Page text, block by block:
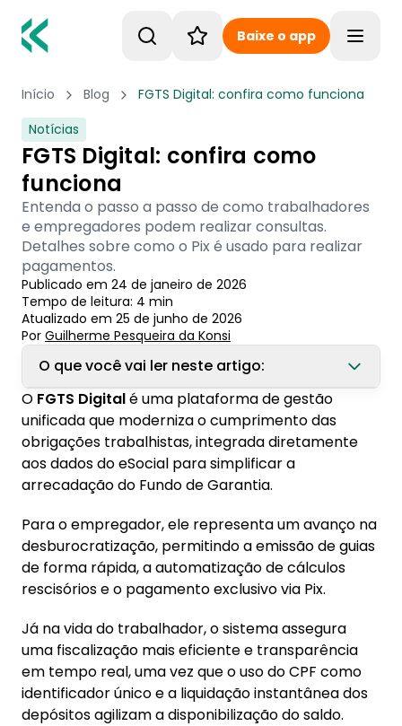
Baixe o app
Início Blog
FGTS Digital: confira como funciona
Notícias
FGTS Digital: confira como
funciona
Entenda o passo a passo de como trabalhadores
e empregadores podem realizar consultas.
Detalhes sobre como o Pix é usado para realizar
pagamentos.
Publicado em 24 de janeiro de 2026
Tempo de leitura: 4 min
Atualizado em 25 de junho de 2026
Por Guilherme Pesqueira da Konsi
O que você vai ler neste artigo:
1. O que é FGTS Digital?
2. Como funciona o FGTS Digital?
2.1. Benefícios
3. Como consultar o FGTS Digital
O FGTS Digitalé uma plataforma de gestão
unificada que moderniza o cumprimento das
obrigações trabalhistas, integrada diretamente
aos dados do eSocial para simplificar a
arrecadação do Fundo de Garantia.
Para o empregador, ele representa um avanço na
desburocratização, permitindo a emissão de guias
de forma rápida, a automatização de cálculos
rescisórios e o pagamento exclusivo via Pix.
Já na vida do trabalhador, o sistema assegura
uma fiscalização mais eficiente e transparência
em tempo real, uma vez que o uso do CPF como
identificador único e a liquidação instantânea dos
depósitos agilizam a disponibilização do saldo.